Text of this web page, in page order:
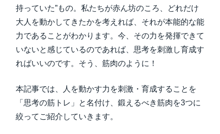
Norway (English)
導入事例
サステナビリティ
持っていた”もの。私たちが赤ん坊のころ、どれだけ
大人を動かしてきたかを考えれば、それが本能的な能
力であることがわかります。今、その力を発揮できて
いないと感じているのであれば、思考を刺激し育成す
ればいいのです。そう、筋肉のように！
本記事では、人を動かす力を刺激・育成することを
「思考の筋トレ」と名付け、鍛えるべき筋肉を3つに
絞ってご紹介していきます。